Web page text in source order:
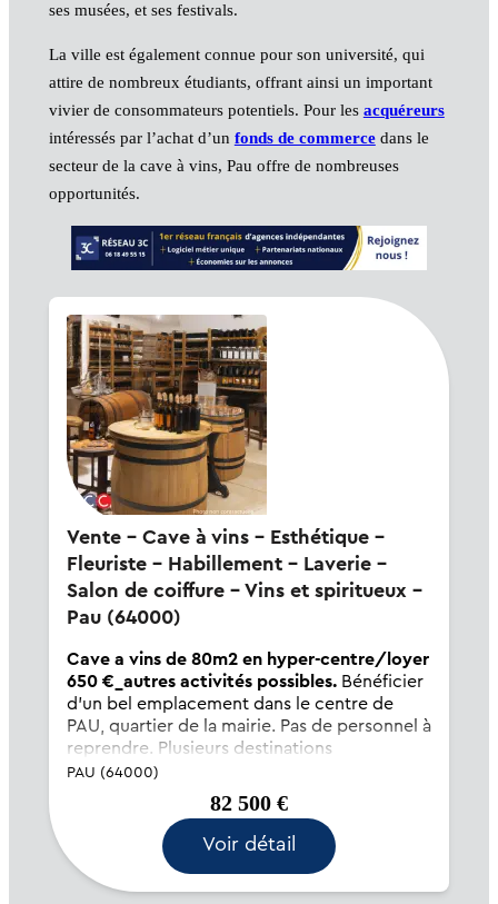
ses musées, et ses festivals.
La ville est également connue pour son université, qui
attire de nombreux étudiants, offrant ainsi un important
vivier de consommateurs potentiels. Pour les acquéreurs
intéressés par l’achat d’un fonds de commercedans le
secteur de la cave à vins, Pau offre de nombreuses
opportunités.
Vente - Cave à vins - Esthétique -
Fleuriste - Habillement - Laverie -
Salon de coiffure - Vins et spiritueux -
Pau (64000)
Cave a vins de 80m2 en hyper-centre/loyer
650 €_autres activités possibles.Bénéficier
d'un bel emplacement dans le centre de
PAU, quartier de la mairie. Pas de personnel à
reprendre. Plusieurs destinations
commerciales sont possibles. Claude Perisse
(EI) Agent Commercial - Numéro RSAC : - .
PAU (64000)
82 500 €
Voir détail